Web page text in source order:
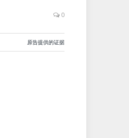
0
原告提供的证据